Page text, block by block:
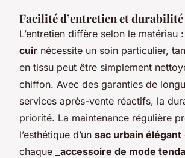
Facilité d’entretien et durabilité
L’entretien diffère selon le matériau
cuir nécessite un soin particulier,
en tissu peut être simplement
chiffon. Avec des garanties de
services après-vente réactifs, la
priorité. La maintenance régulière
l’esthétique d’un sac urbain élégant
chaque
_accessoire de mode